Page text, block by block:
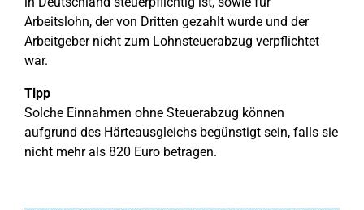
Arbeitslohn, der von Dritten gezahlt wurde und der
Arbeitgeber nicht zum Lohnsteuerabzug verpflichtet
war.
Tipp
Solche Einnahmen ohne Steuerabzug können
aufgrund des Härteausgleichs begünstigt sein, falls sie
nicht mehr als 820 Euro betragen.